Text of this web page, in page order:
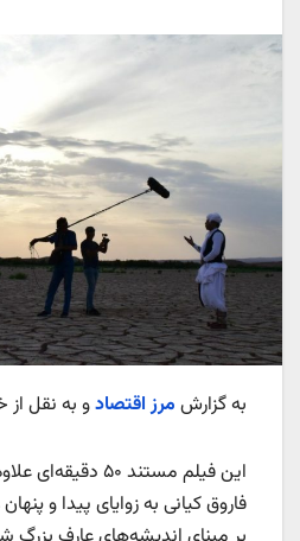
به گزارش مرز اقتصادو به نقل از
این فیلم مستند ۵۰
فاروق کیانی به زوایای پیدا و